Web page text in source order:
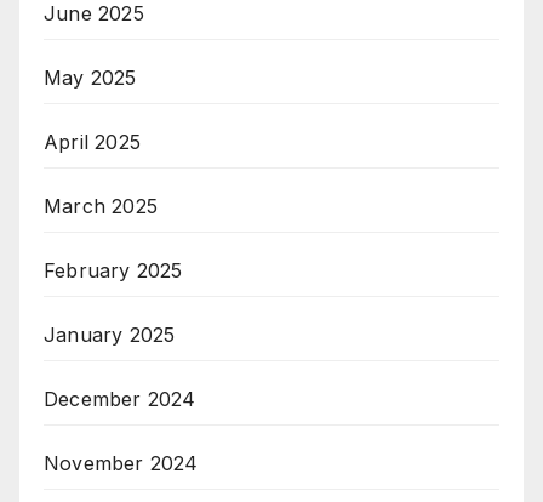
June 2025
May 2025
April 2025
March 2025
February 2025
January 2025
December 2024
November 2024